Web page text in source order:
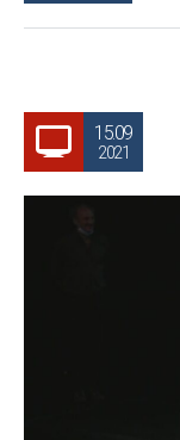
15.09
2021